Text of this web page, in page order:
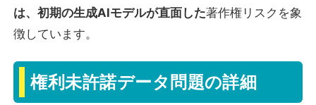
は、初期の生成AIモデルが直面した著作権リスクを象
徴しています。
権利未許諾データ問題の詳細